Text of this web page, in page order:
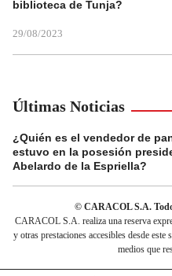
biblioteca de Tunja?
29/08/2023
Últimas Noticias
¿Quién es el vendedor de
estuvo en la posesión
Abelardo de la Espriella?
© CARACOL S.A.
CARACOL S.A. realiza una reserva
y otras prestaciones accesibles desde
medios que